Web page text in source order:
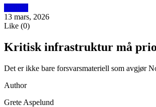
Utblikk
13 mars, 2026
Like (0)
Kritisk infrastruktur må
Det er ikke bare forsvarsmateriell som avgjør
Author
Grete Aspelund